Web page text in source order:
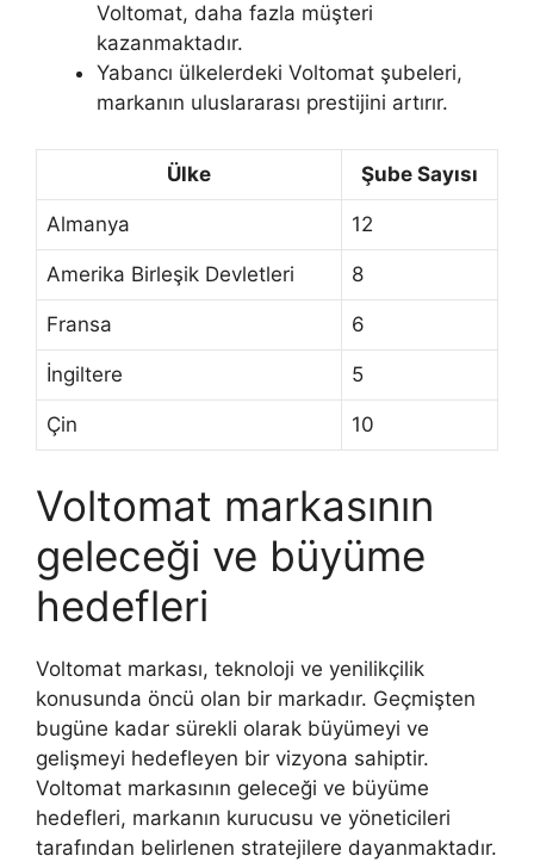
Voltomat, daha fazla müşteri
kazanmaktadır.
Yabancı ülkelerdeki Voltomat şubeleri,
markanın uluslararası prestijini artırır.
Ülke Şube Sayısı
Almanya 12
Amerika Birleşik Devletleri 8
Fransa 6
İngiltere 5
Çin 10
Voltomat markasının
geleceği ve büyüme
hedefleri
Voltomat markası, teknoloji ve yenilikçilik
konusunda öncü olan bir markadır. Geçmişten
bugüne kadar sürekli olarak büyümeyi ve
gelişmeyi hedefleyen bir vizyona sahiptir.
Voltomat markasının geleceği ve büyüme
hedefleri, markanın kurucusu ve yöneticileri
tarafından belirlenen stratejilere dayanmaktadır.